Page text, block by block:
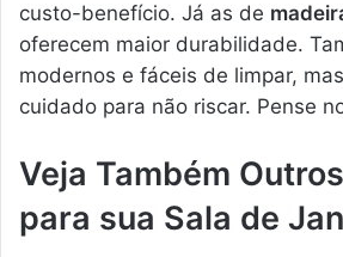
custo-benefício. Já as de
oferecem maior durabilidade.
modernos e fáceis de limpar,
cuidado para não riscar. Pense
Veja Também
para sua Sala de